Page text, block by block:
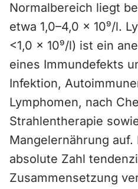
Normalbereich liegt
etwa 1,0–4,0 × 10⁹/l.
<1,0 × 10⁹/l) ist ein
eines Immundefekts
Infektion,
Lymphomen, nach
Strahlentherapie
Mangelernährung
absolute Zahl
Zusammensetzung